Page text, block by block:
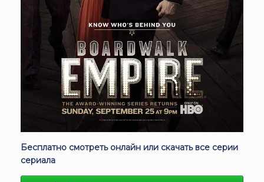
Бесплатно смотреть онлайн или скачать все серии
сериала